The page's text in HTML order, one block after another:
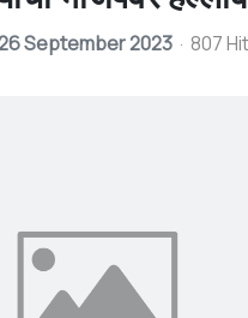
September 2023 807